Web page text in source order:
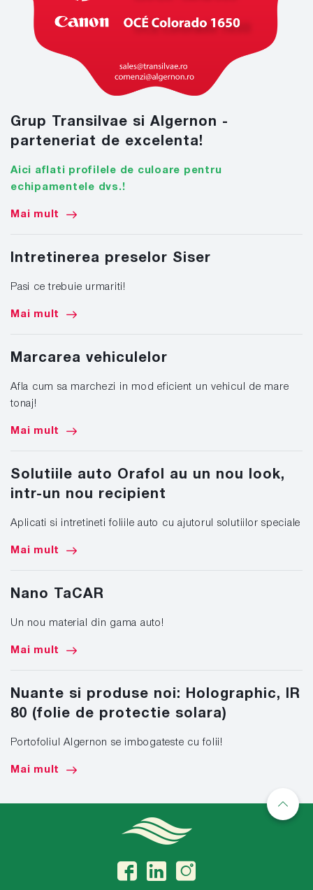
Grup Transilvae si Algernon -
parteneriat de excelenta!
Aici aflati profilele de culoare pentru
echipamentele dvs.!
Mai mult
Intretinerea preselor Siser
Pasi ce trebuie urmariti!
Mai mult
Marcarea vehiculelor
Afla cum sa marchezi in mod eficient un vehicul de mare
tonaj!
Mai mult
Solutiile auto Orafol au un nou look,
intr-un nou recipient
Aplicati si intretineti foliile auto cu ajutorul solutiilor speciale
Mai mult
Nano TaCAR
Un nou material din gama auto!
Mai mult
Nuante si produse noi: Holographic, IR
80 (folie de protectie solara)
Portofoliul Algernon se imbogateste cu folii!
Mai mult